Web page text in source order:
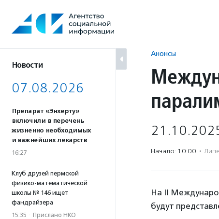
содержанию
Новости
07.08.2026
Препарат «Энхерту»
включили в перечень
жизненно необходимых
и важнейших лекарств
16:27
Клуб друзей пермской
физико-математической
школы № 146 ищет
фандрайзера
15:35 · Прислано НКО
Анонсы
Начало: 10:00 ·
На II
будут